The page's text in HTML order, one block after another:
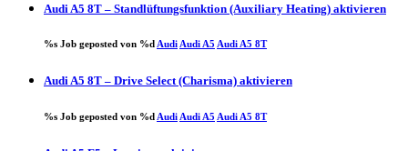
Audi A5 8T – Standlüftungsfunktion (Auxiliary Heating) aktivieren
%s Job geposted von %dAudiAudi A5 Audi A5 8T
Audi A5 8T – Drive Select (Charisma) aktivieren
%s Job geposted von %dAudiAudi A5 Audi A5 8T